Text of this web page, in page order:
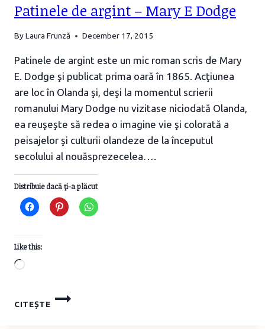
Patinele de argint – Mary E Dodge
ByLaura Frunză December 17, 2015
Patinele de argint este un mic roman scris de Mary
E. Dodge şi publicat prima oară în 1865. Acţiunea
are loc în Olanda şi, deşi la momentul scrierii
romanului Mary Dodge nu vizitase niciodată Olanda,
ea reuşeşte să redea o imagine vie şi colorată a
peisajelor şi culturii olandeze de la începutul
secolului al nouăsprezecelea….
Distribuie dacă ţi-a plăcut
Like this:
Loading…
CITEȘTE
PATINELE
DE